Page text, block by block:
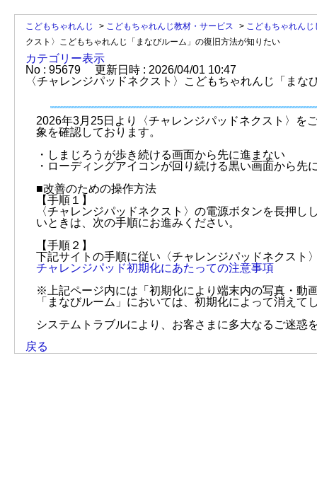
こどもちゃれんじ > こどもちゃれんじ教材・サービス > こどもちゃれん
クスト〉こどもちゃれんじ「まなびルーム」の復旧方法が知りたい
カテゴリー表示
No : 95679
更新日時 : 2026/04/01 10:47
〈チャレンジパッドネクスト〉こどもちゃれんじ「まな
2026年3月25日より〈チャレンジパッドネクスト〉を
象を確認しております。
・しまじろうが歩き続ける画面から先に進まない
・ローディングアイコンが回り続ける黒い画面から先
■改善のための操作方法
【手順１】
〈チャレンジパッドネクスト〉の電源ボタンを長押
いときは、次の手順にお進みください。
【手順２】
下記サイトの手順に従い〈チャレンジパッドネクスト
チャレンジパッド初期化にあたっての注意事項
※上記ページ内には「初期化により端末内の写真・動
「まなびルーム」においては、初期化によって消え
システムトラブルにより、お客さまに多大なるご迷
戻る